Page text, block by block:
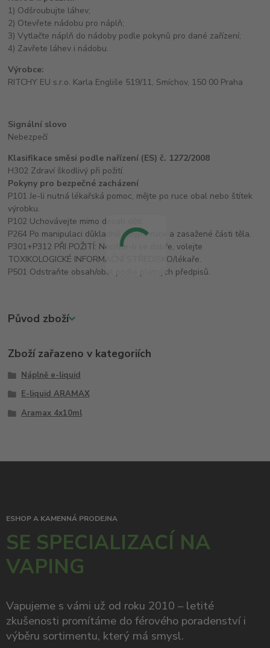
1) Odšroubujte láhev;
2) Otevřete nádobu pro náplň;
3) Vytlačte náplň do nádoby podle pokynů pro dané zařízení;
4) Zavřete láhev i nádobu.
Výrobce:
RITCHY EU s.r.o. Karla Engliše 519/11, Smíchov, 150 00 Praha
Signální slovo
Nebezpečí
Klasifikace směsi podle nařízení (ES) č. 1272/2008
H302 Zdraví škodlivý při požití.
Pokyny pro bezpečné zacházení
P101 Je-li nutná lékařská pomoc, mějte po ruce obal nebo štítek
výrobku.
P102 Uchovávejte mimo dosah dětí.
P264 Po manipulaci důkladně omyjte ruce a zasažené části těla.
P301+P312 PŘI POŽITÍ: Necítíte-li se dobře, volejte
TOXIKOLOGICKÉ INFORMAČNÍ STŘEDISKO/lékaře.
P501 Odstraňte obsah/obal podle platných předpisů.
Původ zboží
Zboží zařazeno v kategoriích
Náplně e-liquid
E-liquid ARAMAX
Aramax 4x10ml
ESHOP A KAMENNÁ PRODEJNA
SE SPECIALIZACÍ NA
VAPING
Vapujeme s vámi už od roku 2010 – letité
zkušenosti promítáme do férového poradenství i
výběru sortimentu, který má smysl.